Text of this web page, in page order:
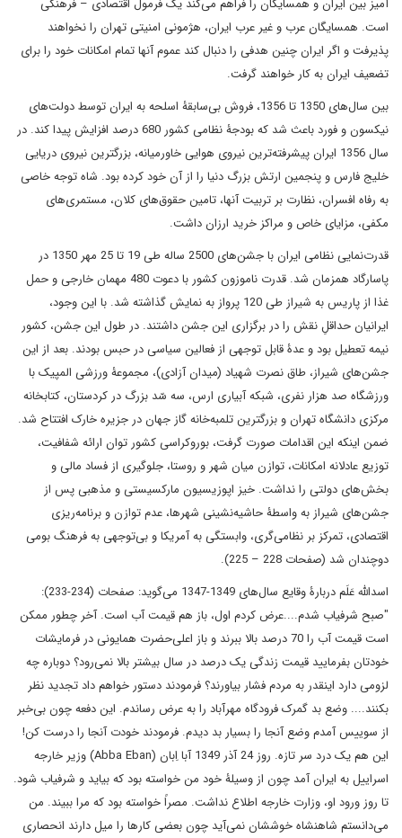
است. همسایگان عرب و غیر عرب ایران، هژمونی امنیتی تهران را نخواهند
پذیرفت و اگر ایران چنین هدفی را دنبال کند عموم آنها تمام امکانات خود را برای
تضعیف ایران به کار خواهند گرفت.
بین سال‌های 1350 تا 1356، فروش بی‌سابقۀ اسلحه به ایران توسط دولت‌های
نیکسون و فورد باعث شد که بودجۀ نظامی کشور 680 درصد افزایش پیدا کند. در
سال 1356 ایران پیشرفته‌ترین نیروی هوایی خاورمیانه، بزرگترین نیروی دریایی
خلیج فارس و پنجمین ارتش بزرگ دنیا را از آن خود کرده بود. شاه توجه خاصی
به رفاه افسران، نظارت بر تربیت آنها، تامین حقوق‌های کلان، مستمری‌های
مکفی، مزایای خاص و مراکز خرید ارزان داشت.
قدرت‌نمایی نظامی ایران با جشن‌های 2500 ساله طی 19 تا 25 مهر 1350 در
پاسارگاد همزمان شد. قدرت ناموزون کشور با دعوت 480 مهمان خارجی و حمل
غذا از پاریس به شیراز طی 120 پرواز به نمایش گذاشته شد. با این وجود،
ایرانیان حداقلِ نقش را در برگزاری این جشن داشتند. در طول این جشن، کشور
نیمه تعطیل بود و عدۀ قابل توجهی از فعالین سیاسی در حبس بودند. بعد از این
جشن‌های شیراز، طاق نصرت شهیاد (میدان آزادی)، مجموعۀ ورزشی المپیک با
ورزشگاه صد هزار نفری، شبکه آبیاری ارس، سه سّد بزرگ در کردستان، کتابخانه
مرکزی دانشگاه تهران و بزرگترین تلمبه‌خانه گاز جهان در جزیره خارک افتتاح شد.
ضمن اینکه این اقدامات صورت گرفت، بوروکراسی کشور توان ارائه شفافیت،
توزیع عادلانه امکانات، توازن میان شهر و روستا، جلوگیری از فساد مالی و
بخش‌های دولتی را نداشت. خیز اپوزیسیون مارکسیستی و مذهبی پس از
جشن‌های شیراز به واسطۀ حاشیه‌نشینی شهرها، عدم توازن و برنامه‌ریزی
اقتصادی، تمرکز بر نظامی‌گری، وابستگی به آمریکا و بی‌توجهی به فرهنگ بومی
دوچندان شد (صفحات 228 – 225).
اسدالله عَلَم دربارۀ وقایع سال‌های 1349-1347 می‌گوید: صفحات (234-233):
"صبح شرفیاب شدم....عرض کردم اول، باز هم قیمت آب است. آخر چطور ممکن
است قیمت آب را 70 درصد بالا ببرند و باز اعلی‌حضرت همایونی در فرمایشات
خودتان بفرمایید قیمت زندگی یک درصد در سال بیشتر بالا نمی‌رود؟ دوباره چه
لزومی دارد اینقدر به مردم فشار بیاورند؟ فرمودند دستور خواهم داد تجدید نظر
بکنند.... وضع بد گمرک فرودگاه مهرآباد را به عرض رساندم. این دفعه چون بی‌خبر
از سوییس آمدم وضع آنجا را بسیار بد دیدم. فرمودند خودت آنجا را درست کن!
این هم یک درد سر تازه. روز 24 آذر 1349 آبا اِبان (Abba Eban) وزیر خارجه
اسراییل به ایران آمد چون از وسیلۀ خود من خواسته بود که بیاید و شرفیاب شود.
تا روز ورود او، وزارت خارجه اطلاع نداشت. مصراً خواسته بود که مرا ببیند. من
می‌دانستم شاهنشاه خوششان نمی‌آید چون بعضی کارها را میل دارند انحصاری